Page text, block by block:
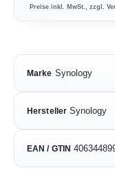
Preise inkl. MwSt., zzgl.
Marke Synology
Hersteller Synology
EAN / GTIN